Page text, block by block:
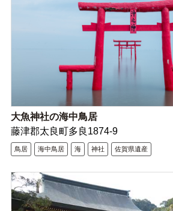
大魚神社の海中鳥居
藤津郡太良町多良1874-9
鳥居 海中鳥居 海 神社 佐賀県遺産